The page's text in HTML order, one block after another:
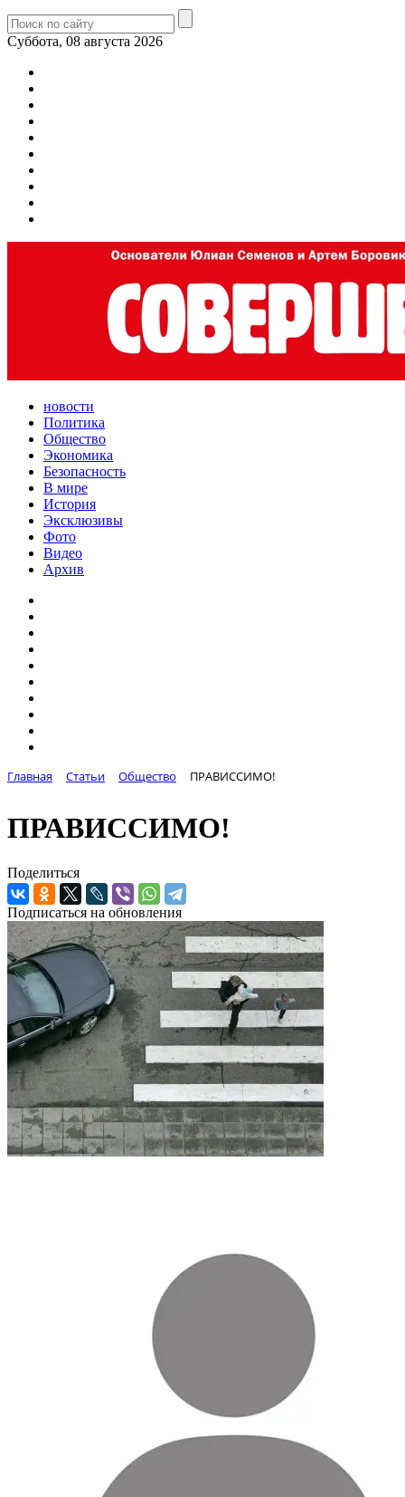
Суббота, 08 августа 2026
новости
Политика
Общество
Экономика
Безопасность
В мире
История
Эксклюзивы
Фото
Видео
Архив
Главная Статьи Общество ПРАВИССИМО!
ПРАВИССИМО!
Поделиться
Подписаться на обновления